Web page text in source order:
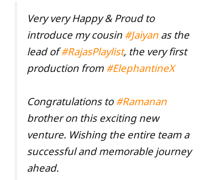
Very very Happy & Proud to
introduce my cousin #Jaiyan as the
lead of#RajasPlaylist, the very first
production from#ElephantineX
Congratulations to#Ramanan
brother on this exciting new
venture. Wishing the entire team a
successful and memorable journey
ahead.